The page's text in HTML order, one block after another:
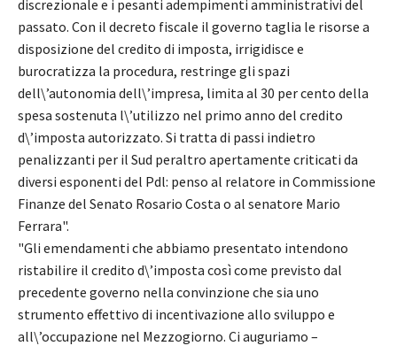
discrezionale e i pesanti adempimenti amministrativi del
passato. Con il decreto fiscale il governo taglia le risorse a
disposizione del credito di imposta, irrigidisce e
burocratizza la procedura, restringe gli spazi
dell\’autonomia dell\’impresa, limita al 30 per cento della
spesa sostenuta l\’utilizzo nel primo anno del credito
d\’imposta autorizzato. Si tratta di passi indietro
penalizzanti per il Sud peraltro apertamente criticati da
diversi esponenti del Pdl: penso al relatore in Commissione
Finanze del Senato Rosario Costa o al senatore Mario
Ferrara".
"Gli emendamenti che abbiamo presentato intendono
ristabilire il credito d\’imposta così come previsto dal
precedente governo nella convinzione che sia uno
strumento effettivo di incentivazione allo sviluppo e
all\’occupazione nel Mezzogiorno. Ci auguriamo –